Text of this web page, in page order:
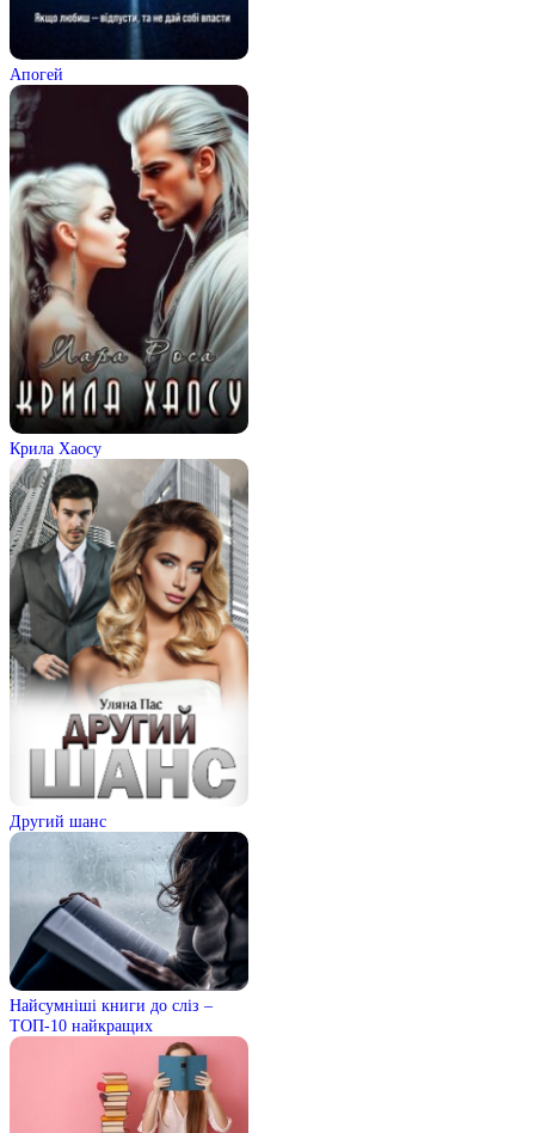
Апогей
Крила Хаосу
Другий шанс
Найсумніші книги до сліз –
ТОП-10 найкращих